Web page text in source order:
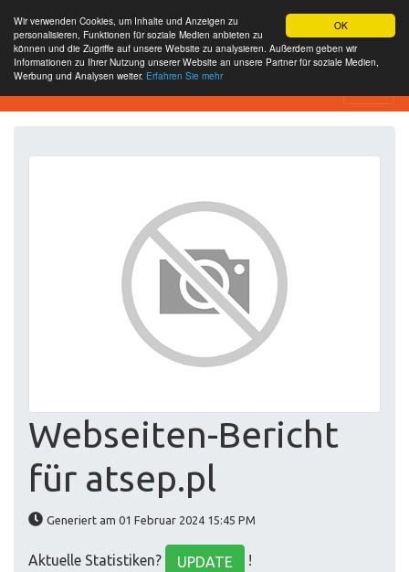
OK
Wir verwenden Cookies, um Inhalte und Anzeigen zu
personalisieren, Funktionen für soziale Medien anbieten zu
können und die Zugriffe auf unsere Website zu analysieren. Außerdem geben wir
Informationen zu Ihrer Nutzung unserer Website an unsere Partner für soziale Medien,
Werbung und Analysen weiter. Erfahren Sie mehr
SEO Analytics
Webseiten-Bericht
für atsep.pl
Generiert am 01 Februar 2024 15:45 PM
Aktuelle Statistiken? UPDATE !